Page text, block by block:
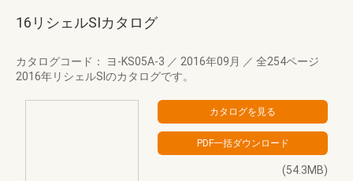
16リシェルSIカタログ
カタログコード： ヨ-KS05A-3 ／ 2016年09月 ／ 全254ページ
2016年リシェルSIのカタログです。
(54.3MB)